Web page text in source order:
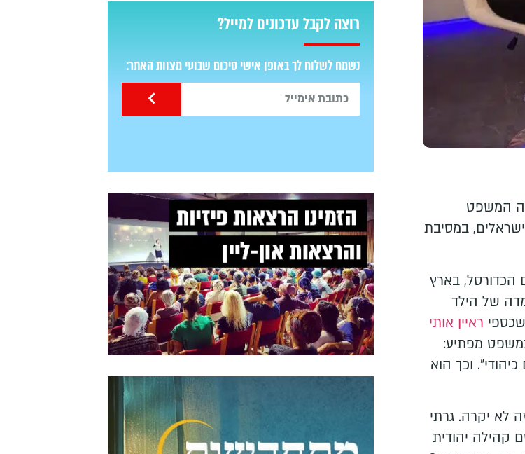
המשפט
במסיבת
הכדורסל, בארץ
של הילד
ראיין אותי
מפתיע:
וכך הוא
לא יקרה. גרתי
קהילה יהודית
רוצה לקבל עדכונים למייל?
נשמח לשלוח לך באופן אישי סיכום שבועי מצוות האתר: